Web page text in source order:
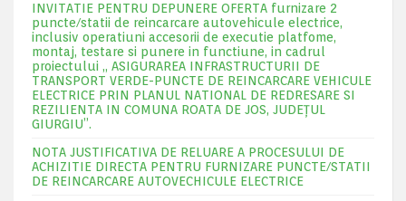
INVITATIE PENTRU DEPUNERE OFERTA furnizare 2
puncte/statii de reincarcare autovehicule electrice,
inclusiv operatiuni accesorii de executie platfome,
montaj, testare si punere in functiune, in cadrul
proiectului „ ASIGURAREA INFRASTRUCTURII DE
TRANSPORT VERDE-PUNCTE DE REINCARCARE VEHICULE
ELECTRICE PRIN PLANUL NATIONAL DE REDRESARE SI
REZILIENTA IN COMUNA ROATA DE JOS, JUDEŢUL
GIURGIU”.
NOTA JUSTIFICATIVA DE RELUARE A PROCESULUI DE
ACHIZITIE DIRECTA PENTRU FURNIZARE PUNCTE/STATII
DE REINCARCARE AUTOVECHICULE ELECTRICE